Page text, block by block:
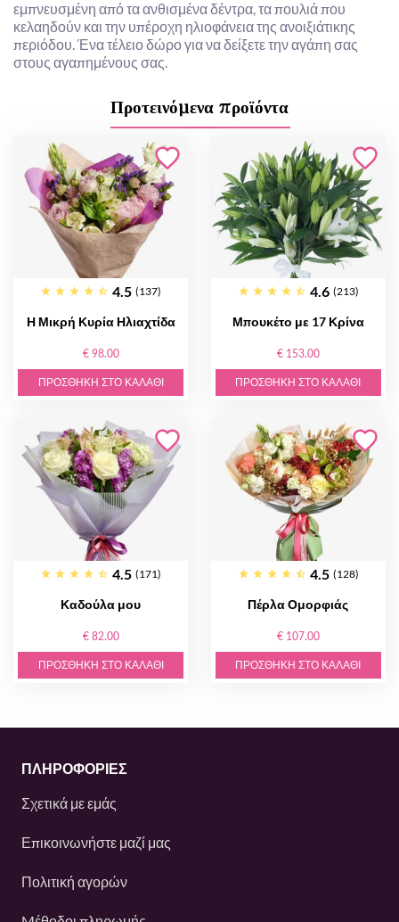
εμπνευσμένη από τα ανθισμένα δέντρα, τα πουλιά που
κελαηδούν και την υπέροχη ηλιοφάνεια της ανοιξιάτικης
περιόδου. Ένα τέλειο δώρο για να δείξετε την αγάπη σας
στους αγαπημένους σας.
Προτεινόμενα προϊόντα
4.5 (137)
Η Μικρή Κυρία Ηλιαχτίδα
€ 98.00
ΠΡΟΣΘΉΚΗ ΣΤΟ ΚΑΛΆΘΙ
4.6 (213)
Μπουκέτο με 17 Κρίνα
€ 153.00
ΠΡΟΣΘΉΚΗ ΣΤΟ ΚΑΛΆΘΙ
4.5 (171)
Καδούλα μου
€ 82.00
ΠΡΟΣΘΉΚΗ ΣΤΟ ΚΑΛΆΘΙ
4.5 (128)
Πέρλα Ομορφιάς
€ 107.00
ΠΡΟΣΘΉΚΗ ΣΤΟ ΚΑΛΆΘΙ
ΠΛΗΡΟΦΟΡΙΕΣ
Σχετικά με εμάς
Επικοινωνήστε μαζί μας
Πολιτική αγορών